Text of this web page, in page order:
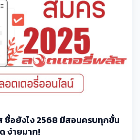
ซื้อยังไง 2568 มีสอนครบทุกขั้น
ตอน อัปเดตล่าสุด ง่ายมาก!